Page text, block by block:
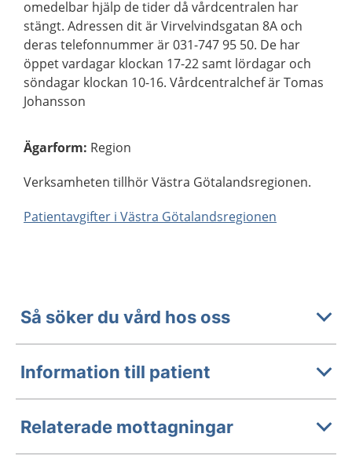
omedelbar hjälp de tider då vårdcentralen har
stängt. Adressen dit är Virvelvindsgatan 8A och
deras telefonnummer är 031-747 95 50. De har
öppet vardagar klockan 17-22 samt lördagar och
söndagar klockan 10-16. Vårdcentralchef är Tomas
Johansson
Ägarform: Region
Verksamheten tillhör Västra Götalandsregionen.
Patientavgifter i Västra Götalandsregionen
Så söker du vård hos oss
Information till patient
Relaterade mottagningar